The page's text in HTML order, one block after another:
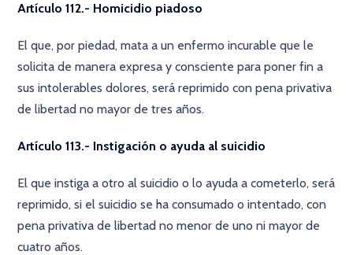
Artículo 112.- Homicidio piadoso
El que, por piedad, mata a un enfermo incurable que le
solicita de manera expresa y consciente para poner fin a
sus intolerables dolores, será reprimido con pena privativa
de libertad no mayor de tres años.
Artículo 113.- Instigación o ayuda al suicidio
El que instiga a otro al suicidio o lo ayuda a cometerlo, será
reprimido, si el suicidio se ha consumado o intentado, con
pena privativa de libertad no menor de uno ni mayor de
cuatro años.